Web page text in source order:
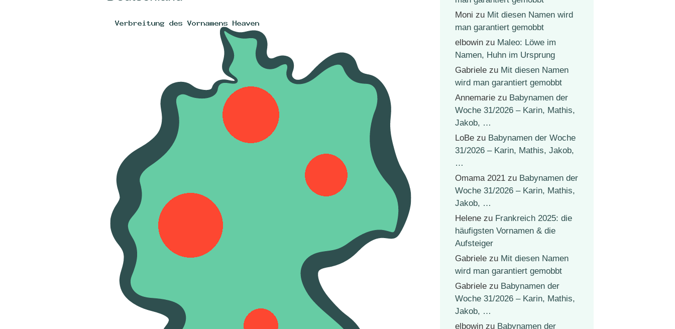
Moni zu Mit diesen Namen wird
man garantiert gemobbt
elbowin zu Maleo: Löwe im
Namen, Huhn im Ursprung
Gabriele zu Mit diesen Namen
wird man garantiert gemobbt
Annemarie zu Babynamen der
Woche 31/2026 – Karin, Mathis,
Jakob, …
LoBe zu Babynamen der Woche
31/2026 – Karin, Mathis, Jakob,
…
Omama 2021 zu Babynamen der
Woche 31/2026 – Karin, Mathis,
Jakob, …
Helene zu Frankreich 2025: die
häufigsten Vornamen & die
Aufsteiger
Gabriele zu Mit diesen Namen
wird man garantiert gemobbt
Gabriele zu Babynamen der
Woche 31/2026 – Karin, Mathis,
Jakob, …
elbowin zu Babynamen der